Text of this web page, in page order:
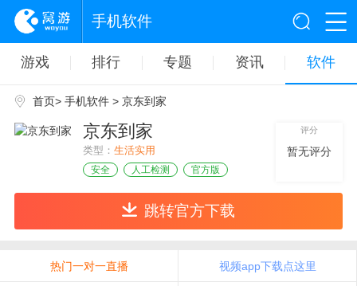
手机软件
游戏 排行 专题 资讯 软件
首页> 手机软件> 京东到家
京东到家
类型： 生活实用
安全 人工检测 官方版
评分
暂无评分
跳转官方下载
热门一对一直播 视频app下载点这里